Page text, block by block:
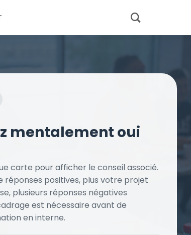
mentalement oui
carte pour afficher le conseil associé.
réponses positives, plus votre projet
plusieurs réponses négatives
est nécessaire avant de
en interne.